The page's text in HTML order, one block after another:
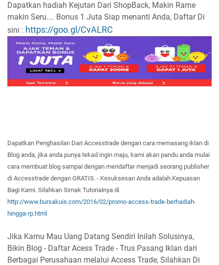
Dapatkan hadiah Kejutan Dari ShopBack, Makin Rame
makin Seru.... Bonus 1 Juta Siap menanti Anda, Daftar Di
sini : https://goo.gl/CvALRC
Dapatkan Penghasilan Dari Accesstrade dengan cara memasang iklan di
Blog anda, jika anda punya tekad ingin maju, kami akan pandu anda mulai
cara membuat b log sampai dengan mendaftar menjadi seorang publisher
di Accesstrade dengan GRATIS. - Kesuksesan Anda adalah Kepuasan
Bagi Kami. Silahkan Simak Tutorialnya di
http://www.bursakuis.com/2016/02/promo-access-trade-berhadiah-
hingga-rp.html
Jika Kamu Mau Uang Datang Sendiri Inilah Solusinya,
Bikin Blog - Daftar Acess Trade - Trus Pasang Iklan dari
Berbagai Perusahaan melalui Access Trade, Silahkan Di